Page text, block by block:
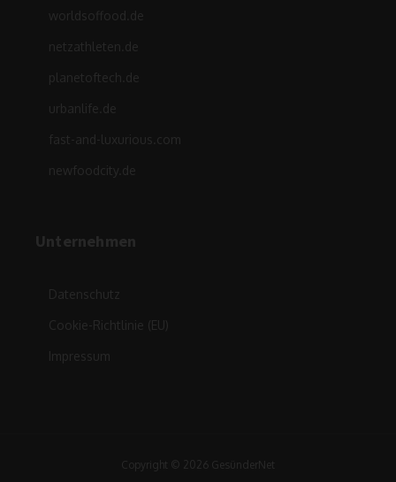
worldsoffood.de
netzathleten.de
planetoftech.de
urbanlife.de
fast-and-luxurious.com
newfoodcity.de
Unternehmen
Datenschutz
Cookie-Richtlinie (EU)
Impressum
Copyright © 2026 GesünderNet